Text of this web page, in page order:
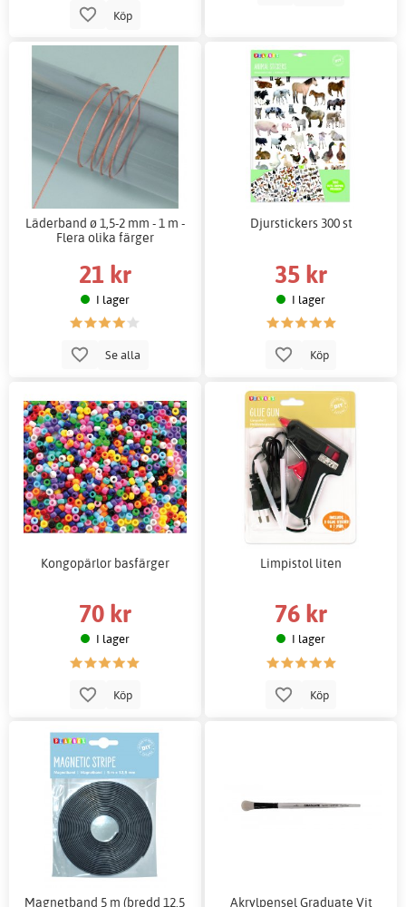
Köp
Läderband ø 1,5-2 mm - 1 m -
Flera olika färger
21 kr
I lager
Se alla
Djurstickers 300 st
35 kr
I lager
Köp
Kongopärlor basfärger
70 kr
I lager
Köp
Limpistol liten
76 kr
I lager
Köp
Magnetband 5 m (bredd 12,5
Akrylpensel Graduate Vit